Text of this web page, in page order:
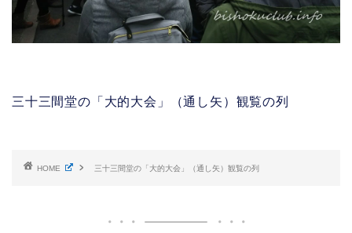
三十三間堂の「大的大会」（通し矢）観覧の列
HOME 三十三間堂の「大的大会」（通し矢）観覧の列